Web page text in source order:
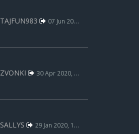
TAJFUN983 07 Jun 2020, 20:29
ZVONKI 30 Apr 2020, 11:21
SALLYS 29 Jan 2020, 18:15